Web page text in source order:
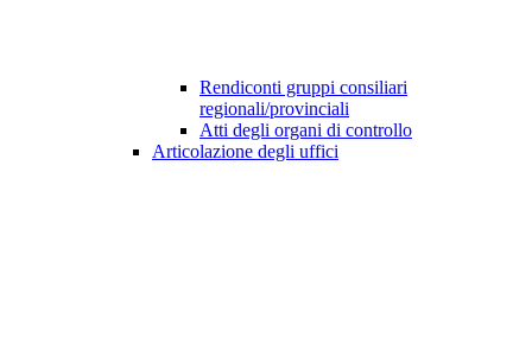
Rendiconti gruppi consiliari
regionali/provinciali
Atti degli organi di controllo
Articolazione degli uffici